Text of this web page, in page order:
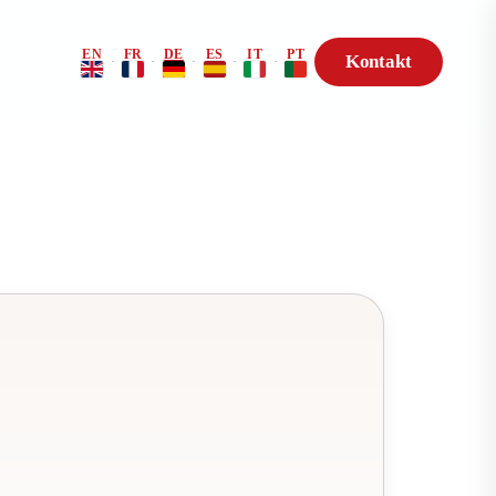
EN · FR · DE · ES · IT · PT Kontakt